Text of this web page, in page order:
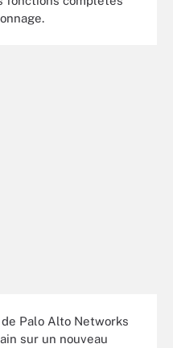
Palo Alto Networks
sur un nouveau